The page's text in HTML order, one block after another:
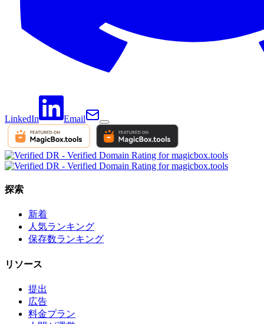
LinkedIn Email
探索
新着
人気ランキング
保存数ランキング
リソース
提出
広告
料金プラン